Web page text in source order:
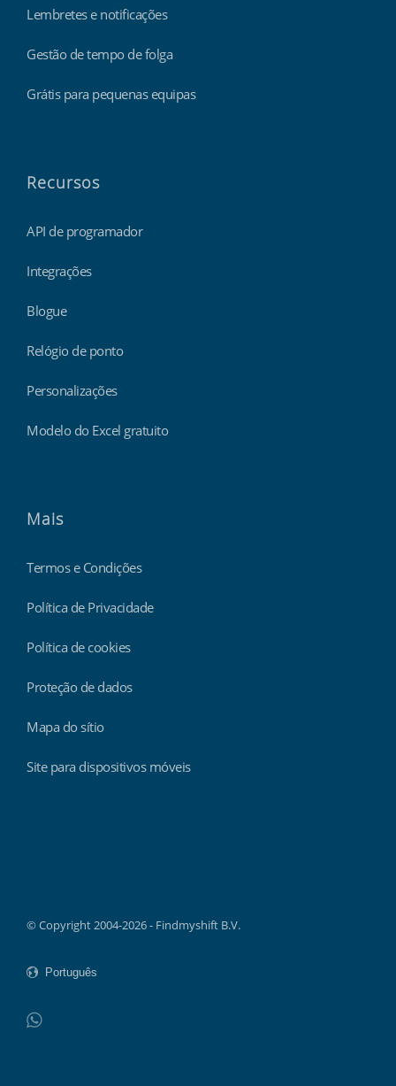
Lembretes e notificações
Gestão de tempo de folga
Grátis para pequenas equipas
Recursos
API de programador
Integrações
Blogue
Relógio de ponto
Personalizações
Modelo do Excel gratuito
Mais
Termos e Condições
Política de Privacidade
Política de cookies
Proteção de dados
Mapa do sítio
Site para dispositivos móveis
© Copyright 2004-2026 - Findmyshift B.V.